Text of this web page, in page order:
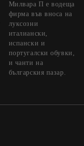
Милвара П е водеща
фирма във вноса на
луксозни
италиански,
испански и
португалски обувки,
и чанти на
българския пазар.